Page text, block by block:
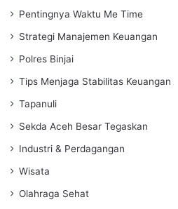
Pentingnya Waktu Me Time
Strategi Manajemen Keuangan
Polres Binjai
Tips Menjaga Stabilitas Keuangan
Tapanuli
Sekda Aceh Besar Tegaskan
Industri & Perdagangan
Wisata
Olahraga Sehat